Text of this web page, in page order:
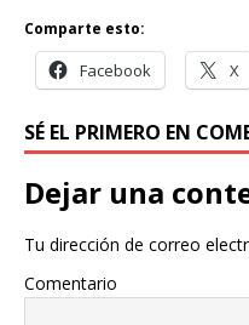
Comparte esto:
Facebook X
SÉ EL PRIMERO EN
Dejar una
Tu dirección de correo
Comentario